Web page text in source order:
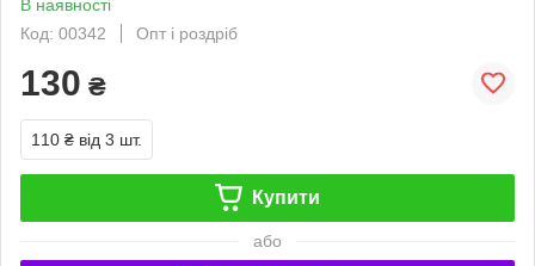
В наявності
Код: 00342
Опт і роздріб
130 ₴
110 ₴ від 3 шт.
Купити
або